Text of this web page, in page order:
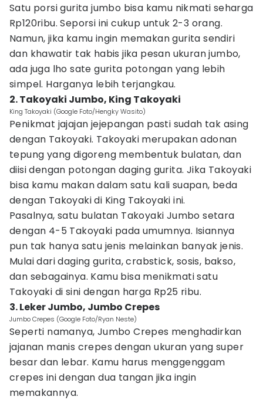
Satu porsi gurita jumbo bisa kamu nikmati seharga
Rp120ribu. Seporsi ini cukup untuk 2-3 orang.
Namun, jika kamu ingin memakan gurita sendiri
dan khawatir tak habis jika pesan ukuran jumbo,
ada juga lho sate gurita potongan yang lebih
simpel. Harganya lebih terjangkau.
2. Takoyaki Jumbo, King Takoyaki
King Takoyaki (Google Foto/Hengky Wasito)
Penikmat jajajan jejepangan pasti sudah tak asing
dengan Takoyaki. Takoyaki merupakan adonan
tepung yang digoreng membentuk bulatan, dan
diisi dengan potongan daging gurita. Jika Takoyaki
bisa kamu makan dalam satu kali suapan, beda
dengan Takoyaki di King Takoyaki ini.
Pasalnya, satu bulatan Takoyaki Jumbo setara
dengan 4-5 Takoyaki pada umumnya. Isiannya
pun tak hanya satu jenis melainkan banyak jenis.
Mulai dari daging gurita, crabstick, sosis, bakso,
dan sebagainya. Kamu bisa menikmati satu
Takoyaki di sini dengan harga Rp25 ribu.
3. Leker Jumbo, Jumbo Crepes
Jumbo Crepes (Google Foto/Ryan Neste)
Seperti namanya, Jumbo Crepes menghadirkan
jajanan manis crepes dengan ukuran yang super
besar dan lebar. Kamu harus menggenggam
crepes ini dengan dua tangan jika ingin
memakannya.